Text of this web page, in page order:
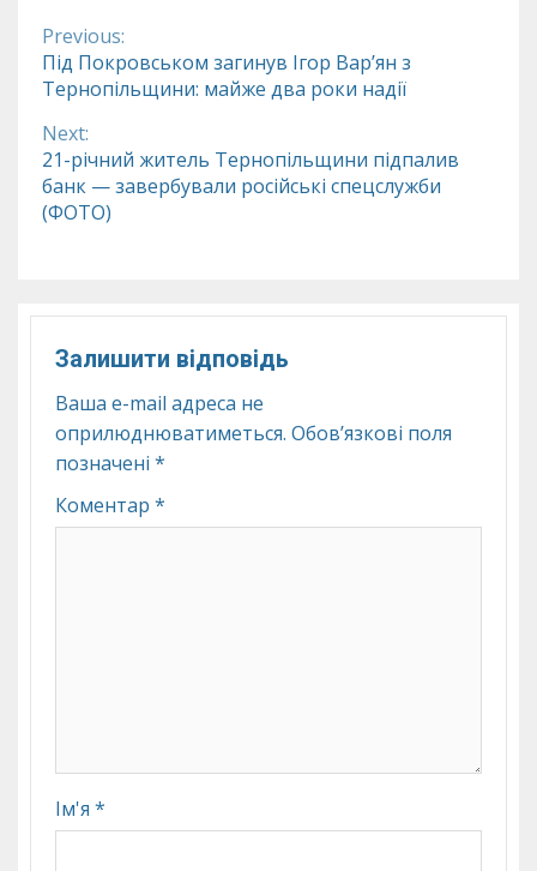
Continue
Reading
Previous:
Під Покровськом загинув Ігор Вар’ян з
Тернопільщини: майже два роки надії
Next:
21-річний житель Тернопільщини підпалив
банк — завербували російські спецслужби
(ФОТО)
Залишити відповідь
Ваша e-mail адреса не
оприлюднюватиметься. Обов’язкові поля
позначені *
Коментар *
Ім'я *